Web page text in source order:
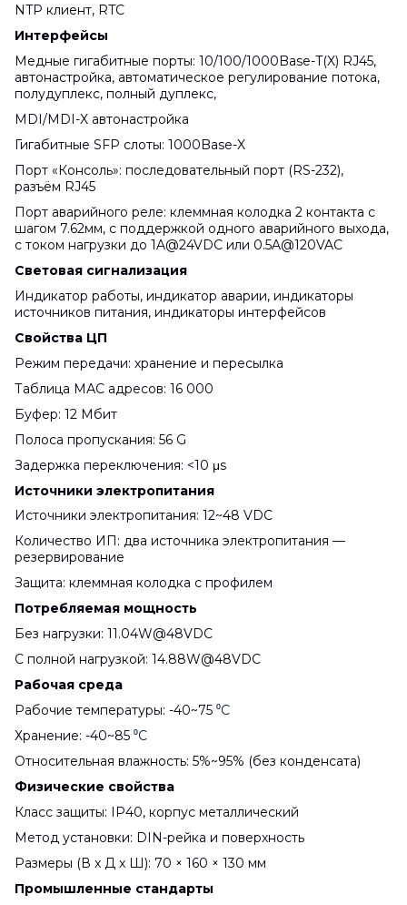
NTP клиент, RTC
Интерфейсы
Медные гигабитные порты: 10/100/1000Base-T(X) RJ45,
автонастройка, автоматическое регулирование потока,
полудуплекс, полный дуплекс,
MDI/MDI-X автонастройка
Гигабитные SFP слоты: 1000Base-X
Порт «Консоль»: последовательный порт (RS-232),
разъём RJ45
Порт аварийного реле: клеммная колодка 2 контакта с
шагом 7.62мм, с поддержкой одного аварийного выхода,
с током нагрузки до 1A@24VDC или 0.5A@120VAC
Световая сигнализация
Индикатор работы, индикатор аварии, индикаторы
источников питания, индикаторы интерфейсов
Свойства ЦП
Режим передачи: хранение и пересылка
Таблица МАС адресов: 16 000
Буфер: 12 Мбит
Полоса пропускания: 56 G
Задержка переключения: <10 μs
Источники электропитания
Источники электропитания: 12~48 VDC
Количество ИП: два источника электропитания —
резервирование
Защита: клеммная колодка с профилем
Потребляемая мощность
Без нагрузки: 11.04W@48VDC
С полной нагрузкой: 14.88W@48VDC
Рабочая среда
Рабочие температуры: -40~75 ⁰C
Хранение: -40~85 ⁰C
Относительная влажность: 5%~95% (без конденсата)
Физические свойства
Класс защиты: IP40, корпус металлический
Метод установки: DIN-рейка и поверхность
Размеры (В x Д x Ш): 70 × 160 × 130 мм
Промышленные стандарты